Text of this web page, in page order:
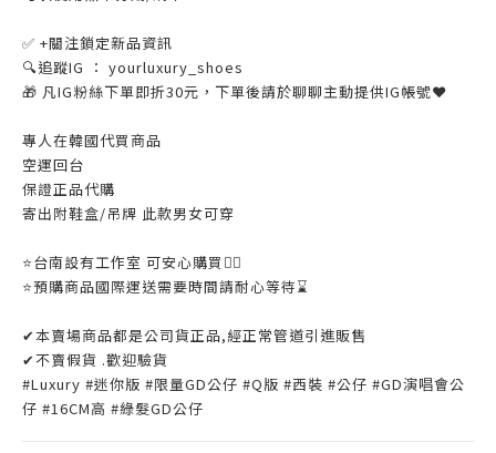
✅ +關注鎖定新品資訊
🔍追蹤IG ： yourluxury_shoes
🎁 凡IG粉絲下單即折30元，下單後請於聊聊主動提供IG帳號❤
專人在韓國代買商品
空運回台
保證正品代購
寄出附鞋盒/吊牌 此款男女可穿
⭐️台南設有工作室 可安心購買👌🏼
⭐️預購商品國際運送需要時間請耐心等待⌛️
✔本賣場商品都是公司貨正品,經正常管道引進販售
✔不賣假貨 .歡迎驗貨
#Luxury #迷你版 #限量GD公仔 #Q版 #西裝 #公仔 #GD演唱會公
仔 #16CM高 #綠髮GD公仔